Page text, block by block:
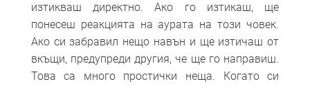
изтикваш директно. Ако го изтикаш, ще
понесеш реакцията на аурата на този човек.
Ако си забравил нещо навън и ще изтичаш от
вкъщи, предупреди другия, че ще го направиш.
Това са много простички неща. Когато си